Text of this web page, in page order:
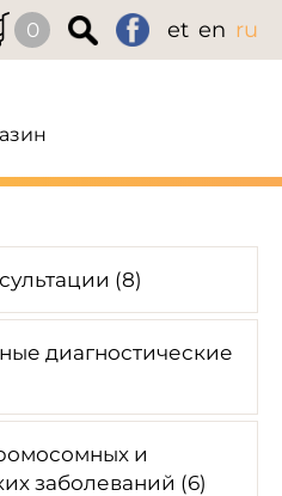
0 et en ru
(8)
диагностические
и
заболеваний (6)